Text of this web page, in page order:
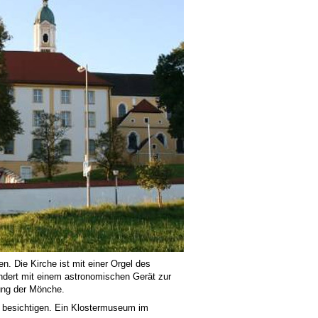
Die Kirche ist mit einer Orgel des
mit einem astronomischen Gerät zur
der Mönche.
Ein Klostermuseum im